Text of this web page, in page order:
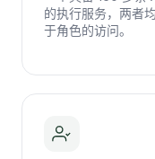
的执行服务，两者
于角色的访问。